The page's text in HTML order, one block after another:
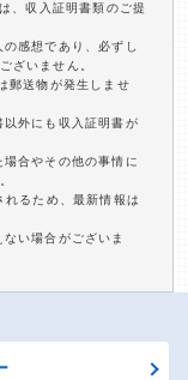
、収入証明書類のご提
感想であり、必ずし
ざいません。
郵送物が発生しませ
外にも収入証明書が
合やその他の事情に
るため、最新情報は
い場合がございま